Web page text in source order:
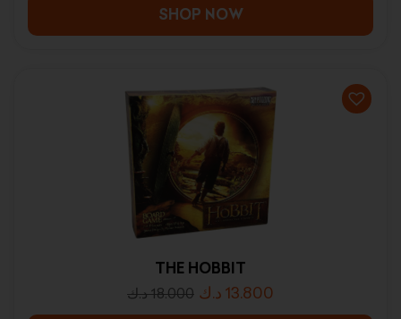
SHOP NOW
THE HOBBIT
18.000 د.ك 13.800 د.ك